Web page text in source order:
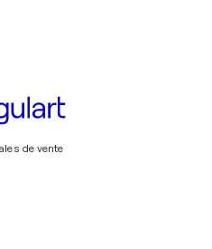
de vente